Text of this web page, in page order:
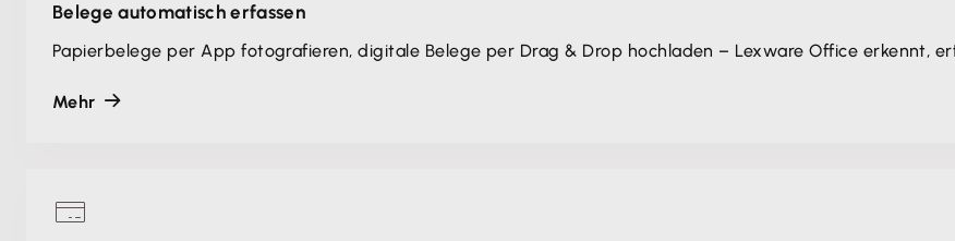
Belege automatisch erfassen
Papierbelege per App fotografieren, digitale Belege per Drag & Drop hochladen – Lexware Office erkennt,
Mehr